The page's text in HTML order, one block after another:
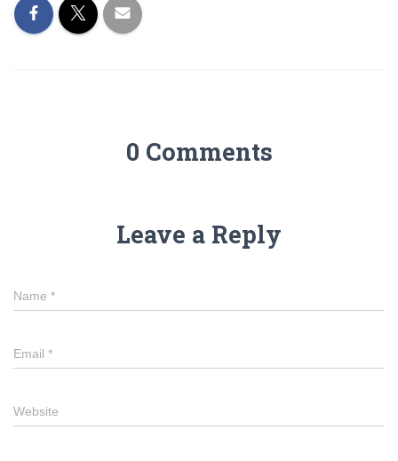
0 Comments
Leave a Reply
Name *
Email *
Website